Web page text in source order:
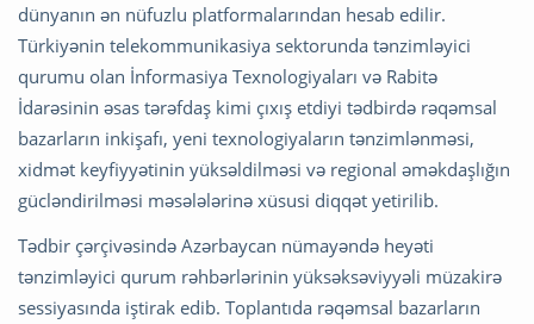
dünyanın ən nüfuzlu platformalarından hesab edilir.
Türkiyənin telekommunikasiya sektorunda tənzimləyici
qurumu olan İnformasiya Texnologiyaları və Rabitə
İdarəsinin əsas tərəfdaş kimi çıxış etdiyi tədbirdə rəqəmsal
bazarların inkişafı, yeni texnologiyaların tənzimlənməsi,
xidmət keyfiyyətinin yüksəldilməsi və regional əməkdaşlığın
gücləndirilməsi məsələlərinə xüsusi diqqət yetirilib.
Tədbir çərçivəsində Azərbaycan nümayəndə heyəti
tənzimləyici qurum rəhbərlərinin yüksəksəviyyəli müzakirə
sessiyasında iştirak edib. Toplantıda rəqəmsal bazarların